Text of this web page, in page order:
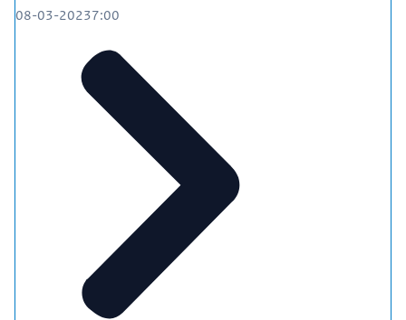
08-03-20237:00